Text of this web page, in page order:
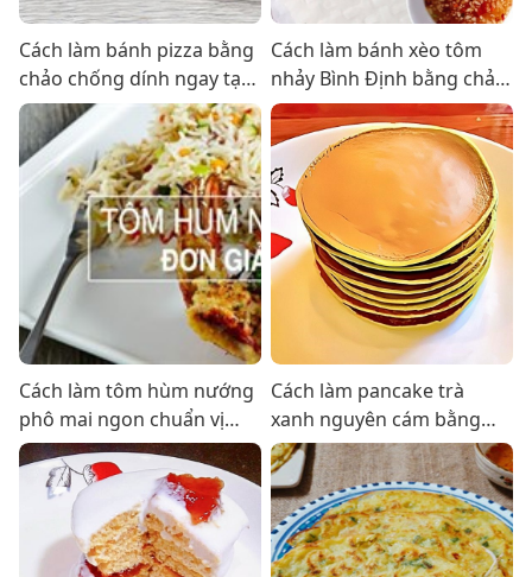
Cách làm bánh pizza bằng
chảo chống dính ngay tại
nhà ngon như ngoài tiệm
Cách làm bánh xèo tôm
nhảy Bình Định bằng chảo
chống dính ngon hết sảy
Cách làm tôm hùm nướng
phô mai ngon chuẩn vị
bằng chảo chống dính
Cách làm pancake trà
xanh nguyên cám bằng
chảo chống dính xốp mềm